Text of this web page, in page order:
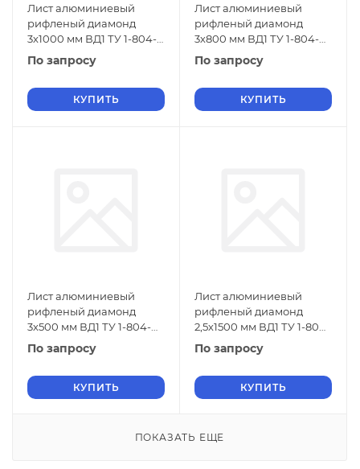
Лист алюминиевый
рифленый диамонд
3х1000 мм ВД1 ТУ 1-804-
432-2006
По запросу
КУПИТЬ
Лист алюминиевый
рифленый диамонд
3х800 мм ВД1 ТУ 1-804-
432-2006
По запросу
КУПИТЬ
Лист алюминиевый
рифленый диамонд
3х500 мм ВД1 ТУ 1-804-
432-2006
По запросу
КУПИТЬ
Лист алюминиевый
рифленый диамонд
2,5х1500 мм ВД1 ТУ 1-804-
432-2006
По запросу
КУПИТЬ
ПОКАЗАТЬ ЕЩЕ